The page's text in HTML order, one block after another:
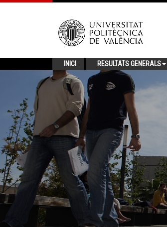
INICI RESULTATS GENERALS